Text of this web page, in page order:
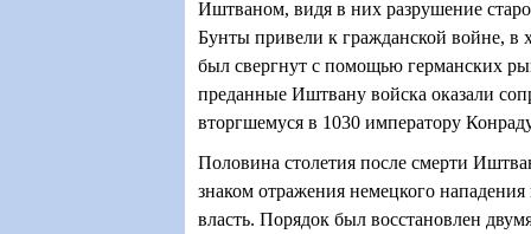
Иштваном, видя в них разрушение
Бунты привели к гражданской войне, в
был свергнут с помощью германских
преданные Иштвану войска оказали
вторгшемуся в 1030 императору
Половина столетия после смерти
знаком отражения немецкого
власть. Порядок был восстановлен